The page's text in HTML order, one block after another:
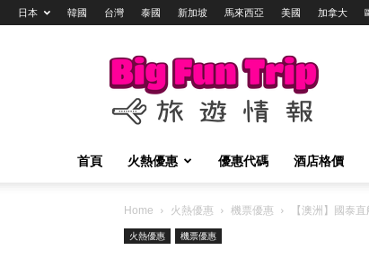
日本 韓國 台灣 泰國 新加坡 馬來西亞 美國 加拿大
Big
Trip
旅
情
報
首頁 火熱優惠 優惠代碼 酒店格價
Home 火熱優惠 機票優惠
【澳洲】國泰
火熱優惠
機票優惠